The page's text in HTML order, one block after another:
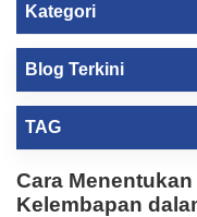
Kategori
Blog Terkini
TAG
Cara
Kelembapan